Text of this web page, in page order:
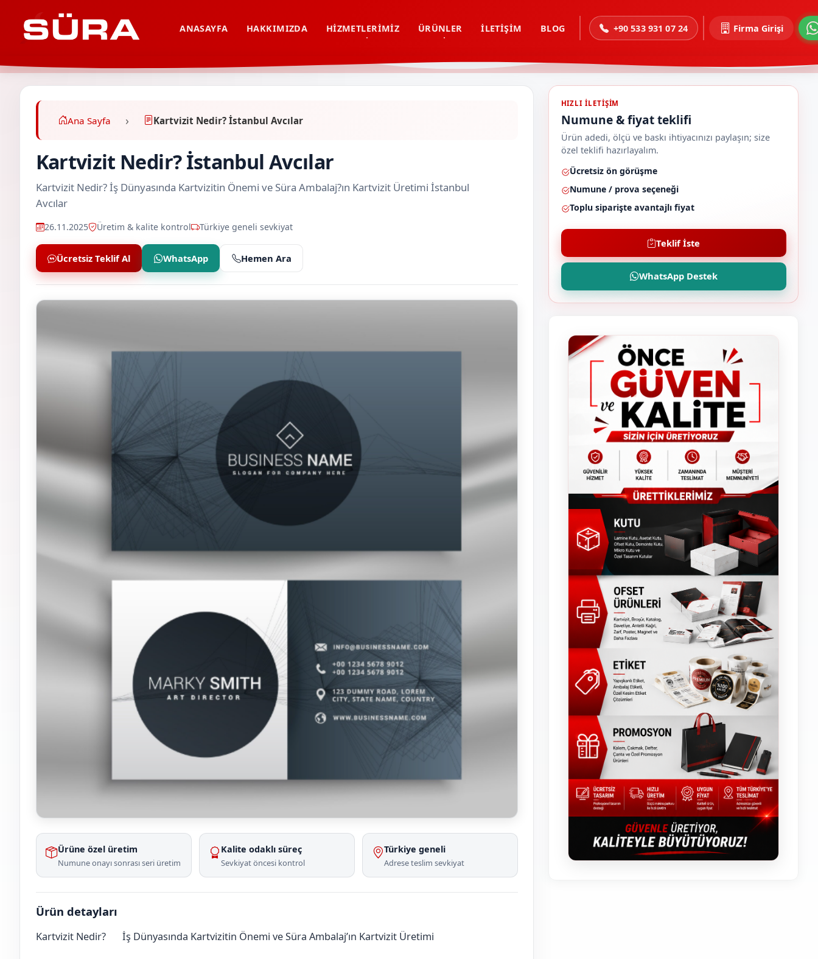
ANASAYFA HAKKIMIZDA HIZMETLERIMIZ ÜRÜNLER İLETIŞIM BLOG +90 533 931 07 24 Firma Girişi
Ana Sayfa Kartvizit Nedir? İstanbul Avcılar
Kartvizit Nedir? İstanbul Avcılar
Kartvizit Nedir? İş Dünyasında Kartvizitin Önemi ve Süra Ambalaj?ın Kartvizit Üretimi İstanbul
Avcılar
26.11.2025 Üretim & kalite kontrol Türkiye geneli sevkiyat
Ücretsiz Teklif Al WhatsApp Hemen Ara
Ürüne özel üretim
Numune onayı sonrası seri üretim
Kalite odaklı süreç
Sevkiyat öncesi kontrol
Türkiye geneli
Adrese teslim sevkiyat
Ürün detayları
Kartvizit Nedir? İş Dünyasında Kartvizitin Önemi ve Süra Ambalaj’ın Kartvizit Üretimi
HIZLI ILETIŞIM
Numune & fiyat teklifi
Ürün adedi, ölçü ve baskı ihtiyacınızı paylaşın; size
özel teklifi hazırlayalım.
Ücretsiz ön görüşme
Numune / prova seçeneği
Toplu siparişte avantajlı fiyat
Teklif İste
WhatsApp Destek